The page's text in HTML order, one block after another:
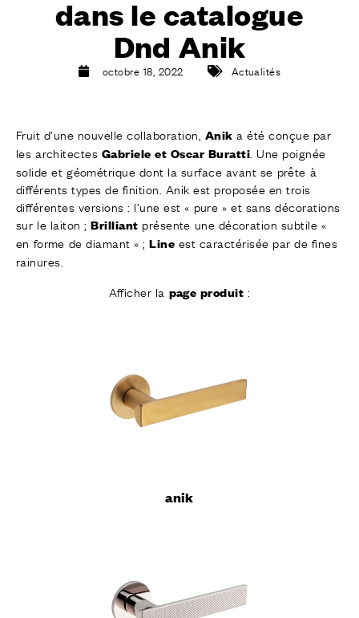
FINITIONS
SYSTÈMES
ENTERPRISE
SERVICES
CONTACTS
dans le catalogue
Dnd Anik
octobre 18, 2022 Actualités
Fruit d’une nouvelle collaboration, Anik a été conçue par
les architectes Gabriele et Oscar Buratti . Une poignée
solide et géométrique dont la surface avant se prête à
différents types de finition. Anik est proposée en trois
différentes versions : l’une est « pure » et sans décorations
sur le laiton ;Brilliant présente une décoration subtile «
en forme de diamant » ;Line est caractérisée par de fines
rainures.
Afficher la page produit :
anik